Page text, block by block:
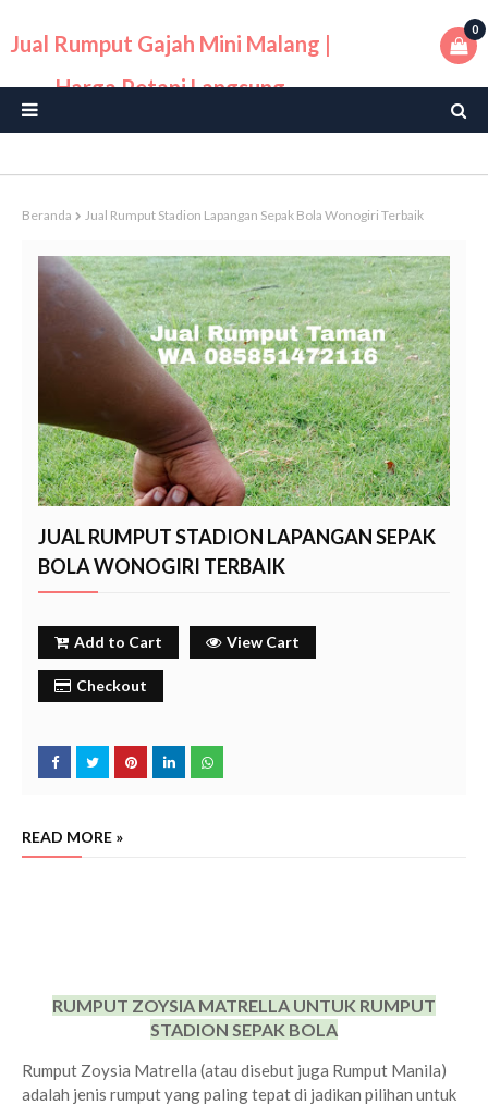
Jual Rumput Gajah Mini Malang |
Harga Petani Langsung
0
Beranda Jual Rumput Stadion Lapangan Sepak Bola Wonogiri Terbaik
JUAL RUMPUT STADION LAPANGAN SEPAK
BOLA WONOGIRI TERBAIK
Add to Cart View Cart
Checkout
READ MORE »
RUMPUT ZOYSIA MATRELLA UNTUK RUMPUT
STADION SEPAK BOLA
Rumput Zoysia Matrella (atau disebut juga Rumput Manila)
adalah jenis rumput yang paling tepat di jadikan pilihan untuk